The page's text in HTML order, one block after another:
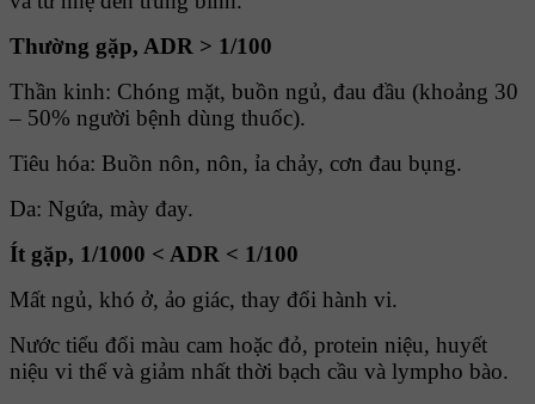
Thường gặp, ADR > 1/100
Thần kinh: Chóng mặt, buồn ngủ, đau đầu (khoảng 30
– 50% người bệnh dùng thuốc).
Tiêu hóa: Buồn nôn, nôn, ỉa chảy, cơn đau bụng.
Da: Ngứa, mày đay.
Ít gặp, 1/1000 < ADR < 1/100
Mất ngủ, khó ở, ảo giác, thay đổi hành vi.
Nước tiểu đổi màu cam hoặc đỏ, protein niệu, huyết
niệu vi thể và giảm nhất thời bạch cầu và lympho bào.